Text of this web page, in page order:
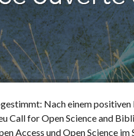
Nach einem
Call for Open Science and
Access und Open Science im